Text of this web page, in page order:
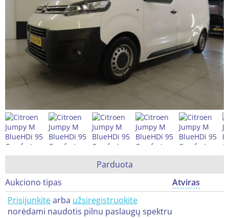
Parduota
Aukciono tipas
Atviras
Prisijunkitearba užsiregistruokite
norėdami naudotis pilnu paslaugų spektru